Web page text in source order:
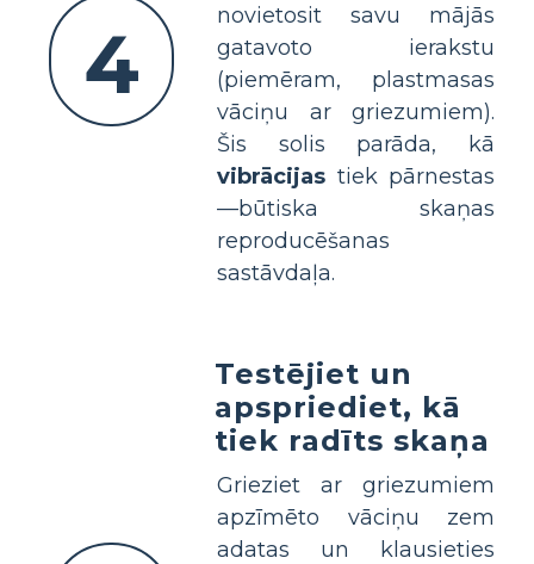
4
novietosit savu mājās
gatavoto ierakstu
(piemēram, plastmasas
vāciņu ar griezumiem).
Šis solis parāda, kā
vibrācijas tiek pārnestas
—būtiska skaņas
reproducēšanas
sastāvdaļa.
Testējiet un
apspriediet, kā
tiek radīts skaņa
Grieziet ar griezumiem
apzīmēto vāciņu zem
adatas un klausieties